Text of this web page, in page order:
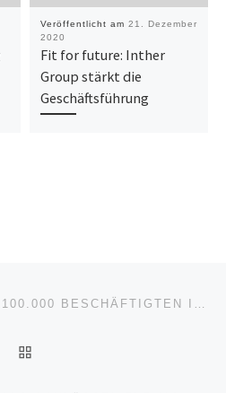
Veröffentlicht am 21. Dezember
2020
Fit for future: Inther
Group stärkt die
Geschäftsführung